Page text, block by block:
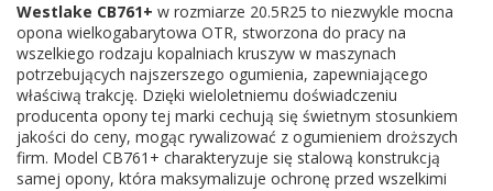
Westlake CB761+ w rozmiarze 20.5R25 to niezwykle mocna
opona wielkogabarytowa OTR, stworzona do pracy na
wszelkiego rodzaju kopalniach kruszyw w maszynach
potrzebujących najszerszego ogumienia, zapewniającego
właściwą trakcję. Dzięki wieloletniemu doświadczeniu
producenta opony tej marki cechują się świetnym stosunkiem
jakości do ceny, mogąc rywalizować z ogumieniem droższych
firm. Model CB761+ charakteryzuje się stalową konstrukcją
samej opony, która maksymalizuje ochronę przed wszelkimi